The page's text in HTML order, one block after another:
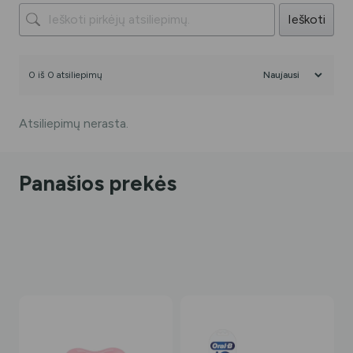
Ieškoti
0 iš 0 atsiliepimų
Atsiliepimų nerasta.
Panašios prekės